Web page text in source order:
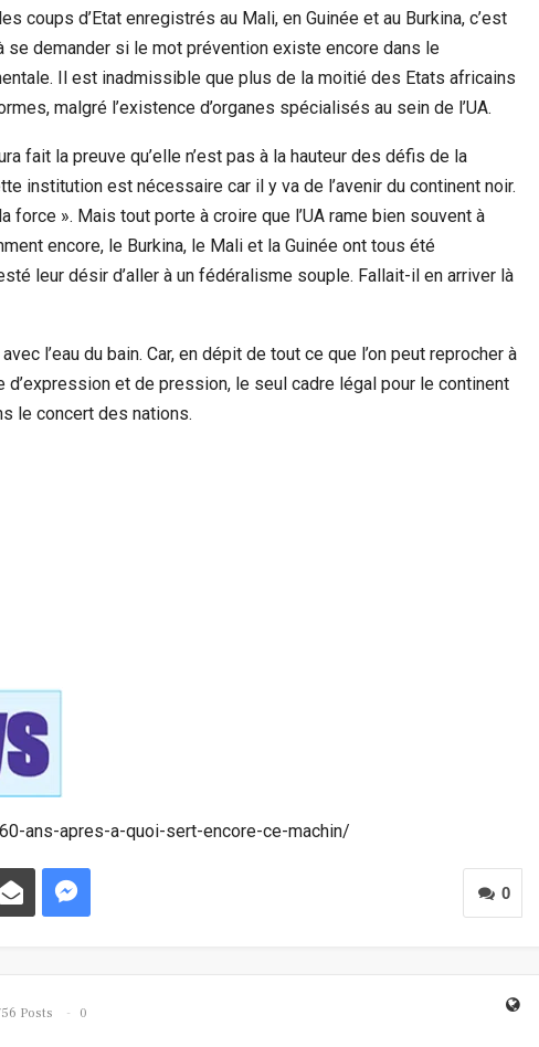
coups d’Etat enregistrés au Mali, en Guinée et au Burkina, c’est
se demander si le mot prévention existe encore dans le
Il est inadmissible que plus de la moitié des Etats africains
malgré l’existence d’organes spécialisés au sein de l’UA.
fait la preuve qu’elle n’est pas à la hauteur des défis de la
institution est nécessaire car il y va de l’avenir du continent noir.
force ». Mais tout porte à croire que l’UA rame bien souvent à
encore, le Burkina, le Mali et la Guinée ont tous été
leur désir d’aller à un fédéralisme souple. Fallait-il en arriver là
l’eau du bain. Car, en dépit de tout ce que l’on peut reprocher à
d’expression et de pression, le seul cadre légal pour le continent
le concert des nations.
ans-apres-a-quoi-sert-encore-ce-machin/
0
Posts
0